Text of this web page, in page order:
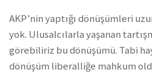
AKP’nin yaptığı dönüşümleri
yok. Ulusalcılarla yaşanan
görebiliriz bu dönüşümü. Tabi
dönüşüm liberalliğe mahkum